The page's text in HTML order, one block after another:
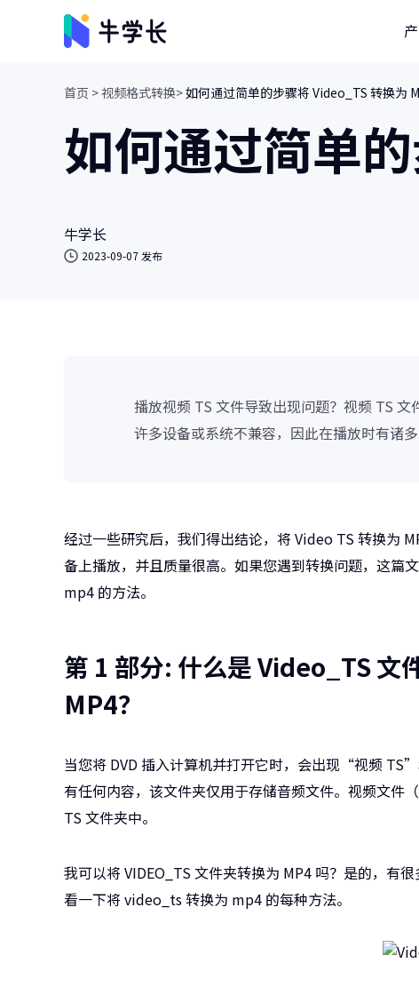
视频创意
牛小影
画质增强/视频修复/AI视频抠像
首页 >视频格式转换>如何通过简单的步骤将 Video_TS 转换为
如何通过简单
牛学长
2023-09-07 发布
播放视频 TS 文件导致出现问题？视频 TS
许多设备或系统不兼容，因此在播放时有诸多
经过一些研究后，我们得出结论，将 Video TS 转换为
备上播放，并且质量很高。如果您遇到转换问题，这篇
mp4 的方法。
第 1 部分: 什么是 Video_TS 文
MP4？
当您将 DVD 插入计算机并打开它时，会出现“视频
有任何内容，该文件夹仅用于存储音频文件。视频文件
TS 文件夹中。
我可以将 VIDEO_TS 文件夹转换为 MP4 吗？是的，有
看一下将 video_ts 转换为 mp4 的每种方法。